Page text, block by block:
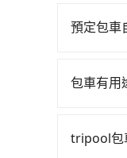
進去，但
次租車都
天或者載
算，價格
的九人座
預定包車
的需求安
包車有用
包車旅遊
tripool包